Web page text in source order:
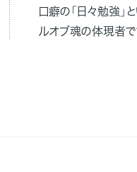
口癖の「日々勉強」
ルオブ魂の体現者で